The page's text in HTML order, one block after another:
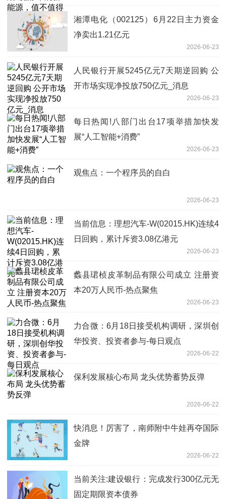
湘潭电化（002125）6月22日主力资金
净卖出1.21亿元
2026-06-23
人民银行开展5245亿元7天期逆回购 公
开市场实现净投放750亿元_消息
2026-06-23
每日热闻!八部门出台17项举措加快发
展“人工智能+消费”
2026-06-23
观焦点：一个程序员的自白
2026-06-23
当前信息：理想汽车-W(02015.HK)连续4
日回购，累计斥资3.08亿港元
2026-06-23
蠡县珺桢皮革制品有限公司成立 注册资
本20万人民币-热点聚焦
2026-06-23
力合微：6月18日接受机构调研，深圳创
华投资、投资者参与-每日观点
2026-06-22
保利发展核心布局 龙头优势蓄势反弹
2026-06-22
快消息！厉害了，南师附中牛娃再夺国际
金牌
2026-06-22
当前关注:建设银行：完成发行300亿元无
固定期限资本债券